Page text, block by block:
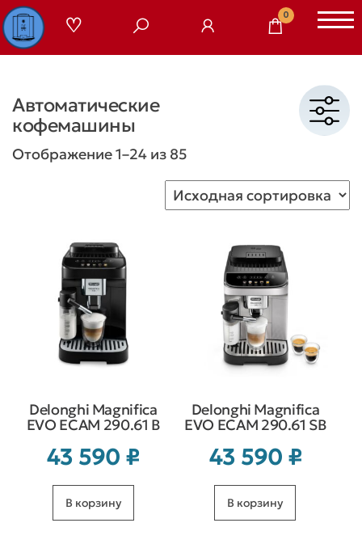
Перейти
к
содержимому
0
Автоматические
кофемашины
Отображение 1–24 из 85
Delonghi Magnifica
EVO ECAM 290.61 B
43 590 ₽
В корзину
Delonghi Magnifica
EVO ECAM 290.61 SB
43 590 ₽
В корзину